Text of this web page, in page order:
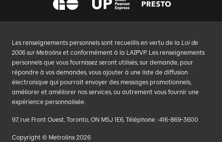
Les renseignements personnels sont recueillis en vertu de la Loi de
2006 sur Metrolinx et conformément à la LAIPVP. Les renseignements
personnels que vous fournissez seront utilisés, sur demande, pour
répondre à vos demandes, vous ajouter à une liste de diffusion
électronique qui pourrait envoyer des messages promotionnels,
améliorer et améliorer nos services, ou autrement vous fournir une
expérience personnalisée.
97, rue Front Ouest, Toronto, ON M5J 1E6, Téléphone : 416-869-3600
Copyright © Metrolinx 2026